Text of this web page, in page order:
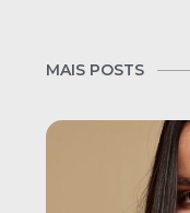
MAIS POSTS